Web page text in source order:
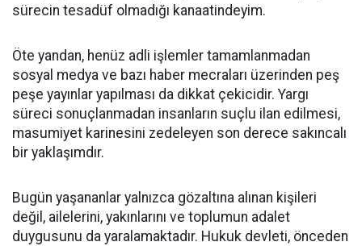
sürecin tesadüf olmadığı kanaatindeyim.
Öte yandan, henüz adli işlemler tamamlanmadan
sosyal medya ve bazı haber mecraları üzerinden peş
peşe yayınlar yapılması da dikkat çekicidir. Yargı
süreci sonuçlanmadan insanların suçlu ilan edilmesi,
masumiyet karinesini zedeleyen son derece sakıncalı
bir yaklaşımdır.
Bugün yaşananlar yalnızca gözaltına alınan kişileri
değil, ailelerini, yakınlarını ve toplumun adalet
duygusunu da yaralamaktadır. Hukuk devleti, önceden